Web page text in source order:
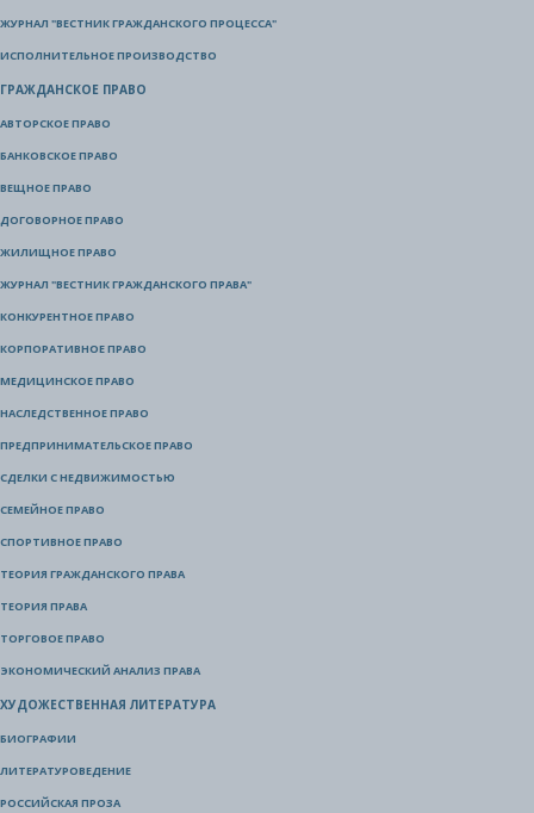
ЖУРНАЛ "ВЕСТНИК ГРАЖДАНСКОГО ПРОЦЕССА"
ИСПОЛНИТЕЛЬНОЕ ПРОИЗВОДСТВО
ГРАЖДАНСКОЕ ПРАВО
АВТОРСКОЕ ПРАВО
БАНКОВСКОЕ ПРАВО
ВЕЩНОЕ ПРАВО
ДОГОВОРНОЕ ПРАВО
ЖИЛИЩНОЕ ПРАВО
ЖУРНАЛ "ВЕСТНИК ГРАЖДАНСКОГО ПРАВА"
КОНКУРЕНТНОЕ ПРАВО
КОРПОРАТИВНОЕ ПРАВО
МЕДИЦИНСКОЕ ПРАВО
НАСЛЕДСТВЕННОЕ ПРАВО
ПРЕДПРИНИМАТЕЛЬСКОЕ ПРАВО
СДЕЛКИ С НЕДВИЖИМОСТЬЮ
СЕМЕЙНОЕ ПРАВО
СПОРТИВНОЕ ПРАВО
ТЕОРИЯ ГРАЖДАНСКОГО ПРАВА
ТЕОРИЯ ПРАВА
ТОРГОВОЕ ПРАВО
ЭКОНОМИЧЕСКИЙ АНАЛИЗ ПРАВА
ХУДОЖЕСТВЕННАЯ ЛИТЕРАТУРА
БИОГРАФИИ
ЛИТЕРАТУРОВЕДЕНИЕ
РОССИЙСКАЯ ПРОЗА